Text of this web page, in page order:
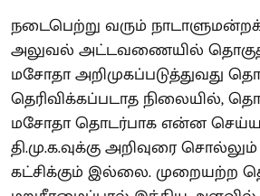
நடைபெற்று வரும்
அலுவல் அட்டவணையில் தொகுதி
மசோதா அறிமுகப்படுத்துவது
தெரிவிக்கப்படாத நிலையில்,
மசோதா தொடர்பாக என்ன
தி.மு.க.வுக்கு அறிவுரை
கட்சிக்கும் இல்லை. முறையற்ற